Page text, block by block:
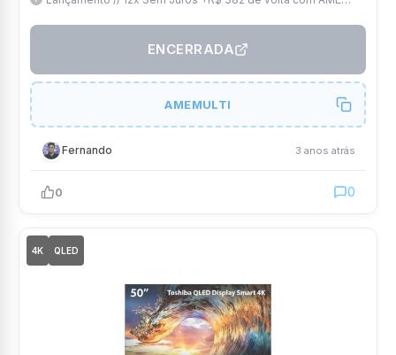
50Mp
ENCERRADA
AMEMULTI
Fernando 3 anos atrás
0 0
4K QLED